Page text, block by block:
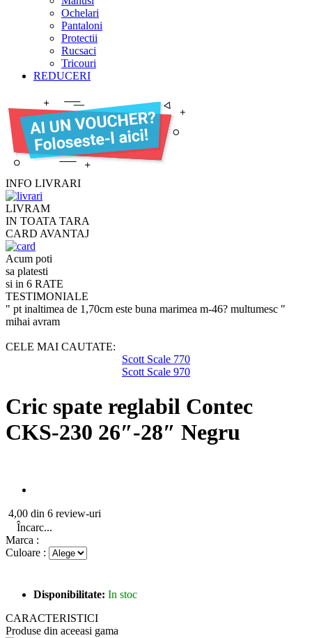
Ochelari
Pantaloni
Protectii
Rucsaci
Tricouri
REDUCERI
INFO LIVRARI
LIVRAM
IN TOATA TARA
CARD AVANTAJ
Acum poti
sa platesti
si in 6 RATE
TESTIMONIALE
" pt inaltimea de 1,70cm este buna marimea m-46? multumesc "
mihai avram
CELE MAI CAUTATE:
Scott Scale 770
Scott Scale 970
Cric spate reglabil Contec
CKS-230 26″-28″ Negru
4,00 din 6 review-uri
Încarc...
Marca :
Culoare :
Disponibilitate: In stoc
CARACTERISTICI
Produse din aceeasi gama